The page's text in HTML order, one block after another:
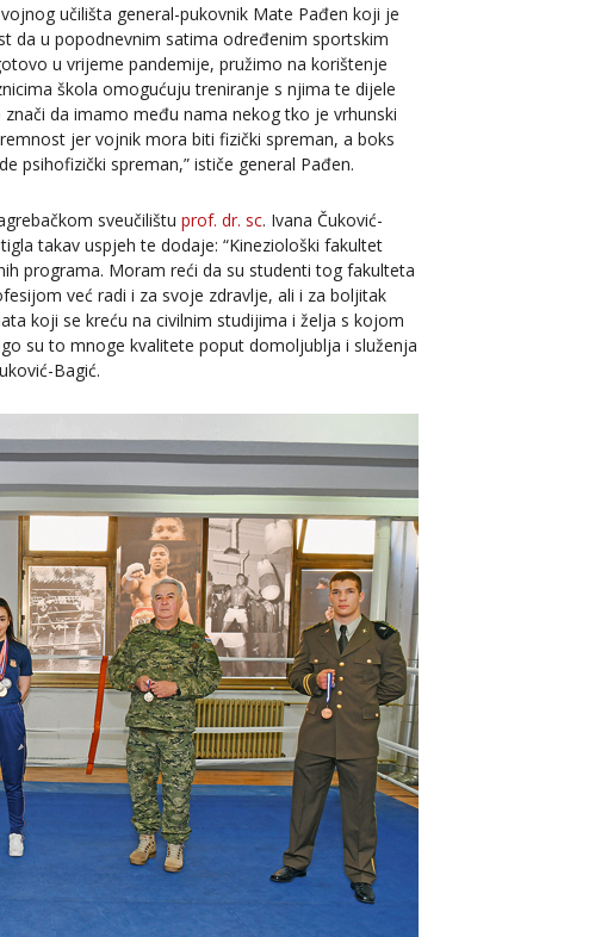
učilišta general-pukovnik Mate Pađen koji je
da u popodnevnim satima određenim sportskim
u vrijeme pandemije, pružimo na korištenje
škola omogućuju treniranje s njima te dijele
da imamo među nama nekog tko je vrhunski
jer vojnik mora biti fizički spreman, a boks
psihofizički spreman,” ističe general Pađen.
sveučilištu prof. dr. sc. Ivana Čuković-
takav uspjeh te dodaje: “Kineziološki fakultet
programa. Moram reći da su studenti tog fakulteta
već radi i za svoje zdravlje, ali i za boljitak
koji se kreću na civilnim studijima i želja s kojom
su to mnoge kvalitete poput domoljublja i služenja
Bagić.